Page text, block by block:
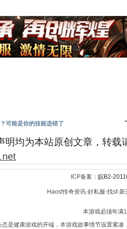
可能是你的技能选错了
明均为本站原创文章，转载
ICP备案： 皖B2-
Haosf传奇资讯-好私服-找sf-
本游戏必须年满
是健康游戏的开端，本游戏故事情节设置紧